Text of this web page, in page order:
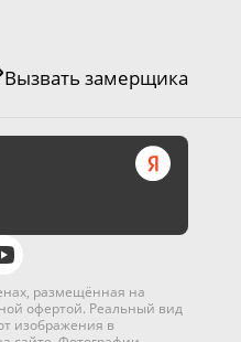
Вызвать замерщика
размещённая на
офертой. Реальный вид
изображения в